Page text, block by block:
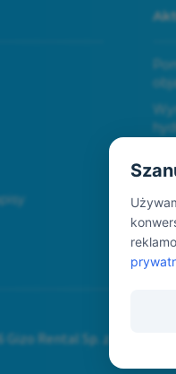
Rental Sp. z o.o. Sp.